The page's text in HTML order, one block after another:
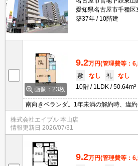
愛知県名古屋市千種区
築37年
10階建
画像：23枚
9.2万円(管理費等：
敷
なし 礼
なし
10階
1LDK 50.64m²
南向きベランダ。1年未満の解約時、違
ア人気のお部屋です。
株式会社エイブル 本山店
情報更新日 2026/07/31
9.2万円(管理費等：